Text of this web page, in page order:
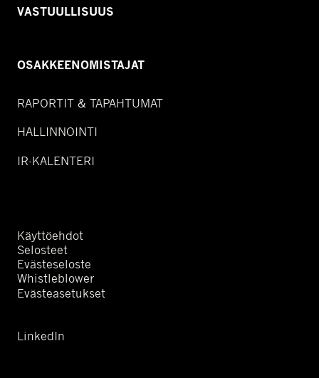
VASTUULLISUUS
OSAKKEENOMISTAJAT
RAPORTIT & TAPAHTUMAT
HALLINNOINTI
IR-KALENTERI
Käyttöehdot
Selosteet
Evästeseloste
Whistleblower
Evästeasetukset
LinkedIn